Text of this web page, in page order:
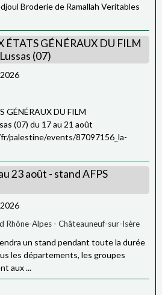
Broderie de Ramallah Veritables
ÉTATS GÉNÉRAUX DU FILM
(07)
GÉNÉRAUX DU FILM
(07) du 17 au 21 août
palestine/events/87097156_la-
23 août - stand AFPS
Rhône-Alpes - Châteauneuf-sur-Isère
un stand pendant toute la durée
les départements, les groupes
aux ...